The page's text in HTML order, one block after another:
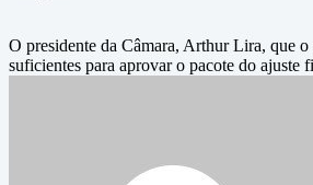
O presidente da Câmara, Arthur Lira, que
suficientes para aprovar o pacote do ajuste